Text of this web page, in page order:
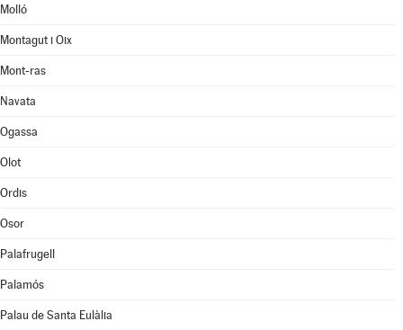
Molló
Montagut i Oix
Mont-ras
Navata
Ogassa
Olot
Ordis
Osor
Palafrugell
Palamós
Palau de Santa Eulàlia